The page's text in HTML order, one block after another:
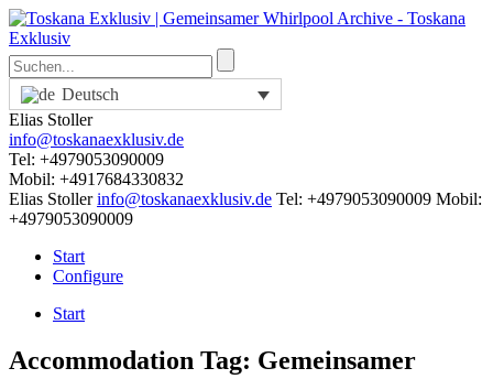
Deutsch
Elias Stoller
info@toskanaexklusiv.de
Tel: +4979053090009
Mobil: +4917684330832
Elias Stoller info@toskanaexklusiv.de Tel: +4979053090009 Mobil:
+4979053090009
Start
Configure
Start
Accommodation Tag: Gemeinsamer